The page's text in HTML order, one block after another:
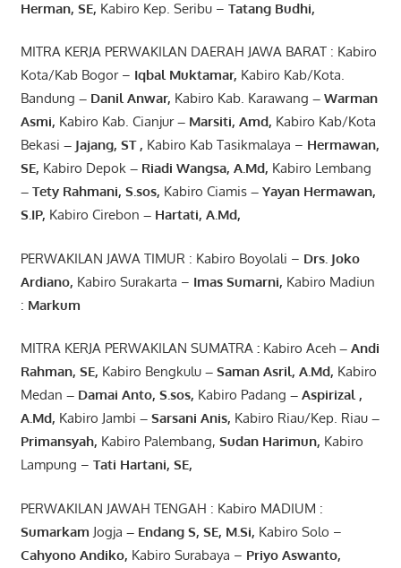
Herman, SE, Kabiro Kep. Seribu – Tatang Budhi,
MITRA KERJA PERWAKILAN DAERAH JAWA BARAT : Kabiro
Kota/Kab Bogor – Iqbal Muktamar, Kabiro Kab/Kota.
Bandung – Danil Anwar, Kabiro Kab. Karawang –Warman
Asmi, Kabiro Kab. Cianjur– Marsiti, Amd, Kabiro Kab/Kota
Bekasi – Jajang, ST , Kabiro Kab Tasikmalaya – Hermawan,
SE, Kabiro Depok– Riadi Wangsa, A.Md, Kabiro Lembang
– Tety Rahmani, S.sos, Kabiro Ciamis– Yayan Hermawan,
S.IP, Kabiro Cirebon – Hartati, A.Md,
PERWAKILAN JAWA TIMUR : Kabiro Boyolali – Drs. Joko
Ardiano, Kabiro Surakarta – Imas Sumarni, Kabiro Madiun
: Markum
MITRA KERJA PERWAKILAN SUMATRA :Kabiro Aceh– Andi
Rahman, SE, Kabiro Bengkulu– Saman Asril, A.Md, Kabiro
Medan – Damai Anto, S.sos, Kabiro Padang – Aspirizal ,
A.Md, Kabiro Jambi – Sarsani Anis, Kabiro Riau/Kep. Riau–
Primansyah, Kabiro Palembang, Sudan Harimun, Kabiro
Lampung – Tati Hartani, SE,
PERWAKILAN JAWAH TENGAH : Kabiro MADIUM :
Sumarkam Jogja – EndangS, SE, M.Si, Kabiro Solo –
Cahyono Andiko, Kabiro Surabaya – Priyo Aswanto,